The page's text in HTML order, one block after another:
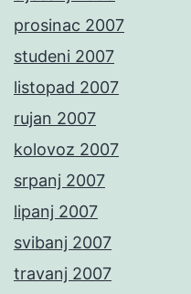
prosinac 2007
studeni 2007
listopad 2007
rujan 2007
kolovoz 2007
srpanj 2007
lipanj 2007
svibanj 2007
travanj 2007